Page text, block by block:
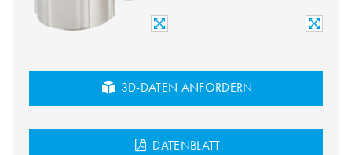
3D-DATEN ANFORDERN
DATENBLATT